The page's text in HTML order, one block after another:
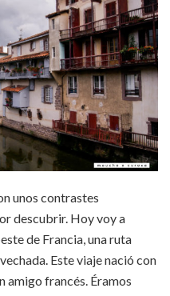
unos contrastes
descubrir. Hoy voy a
de Francia, una ruta
Este viaje nació con
amigo francés. Éramos